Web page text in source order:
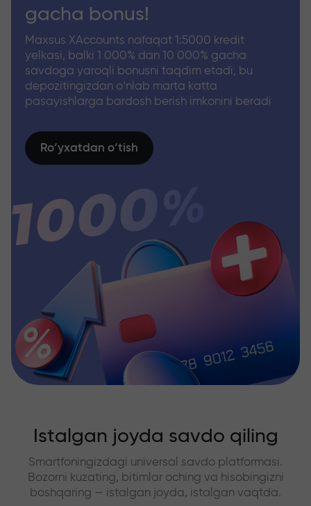
gacha bonus!
Maxsus XAccounts nafaqat 1:5000 kredit
yelkasi, balki 1 000% dan 10 000% gacha
savdoga yaroqli bonusni taqdim etadi, bu
depozitingizdan o‘nlab marta katta
pasayishlarga bardosh berish imkonini beradi
Ro‘yxatdan o‘tish
Istalgan joyda savdo qiling
Smartfoningizdagi universal savdo platformasi.
Bozorni kuzating, bitimlar oching va hisobingizni
boshqaring — istalgan joyda, istalgan vaqtda.